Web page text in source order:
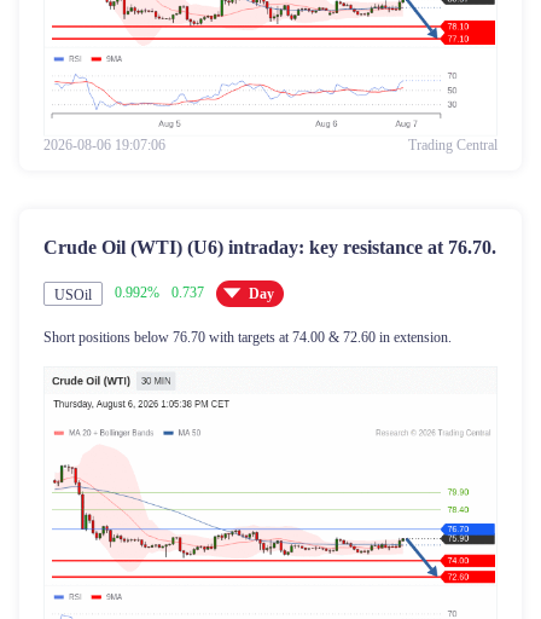
2026-08-06 19:07:06 Trading Central
Crude Oil (WTI) (U6) intraday: key resistance at 76.70.
USOil 0.992% 0.737 Day
Short positions below 76.70 with targets at 74.00 & 72.60 in extension.